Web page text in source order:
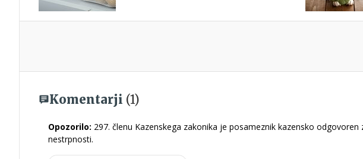
Komentarji (1)
Opozorilo: 297. členu Kazenskega zakonika je posameznik kazensko
nestrpnosti.